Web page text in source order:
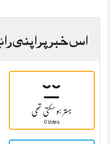
اس خبر پر اپنی
بہتر ہو سکتی تھی
0 Votes